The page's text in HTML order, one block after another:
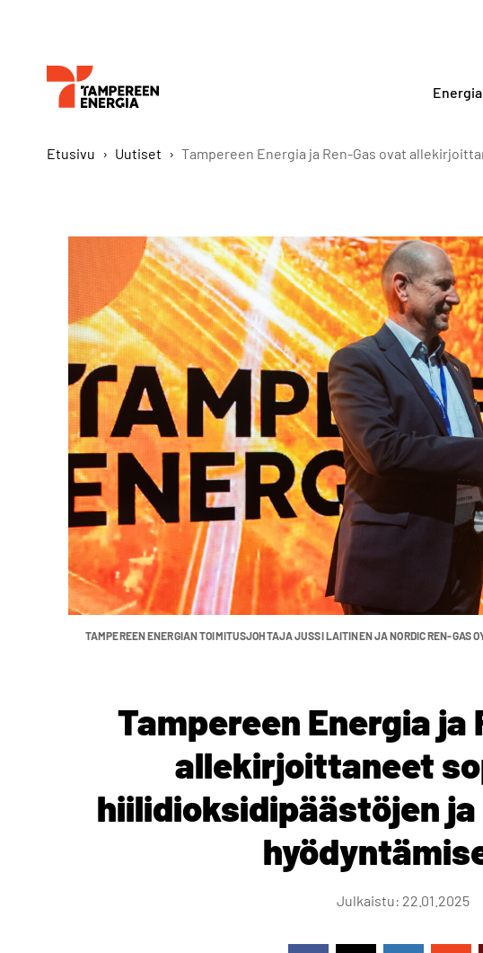
Etusivu › Uutiset › Tampereen Energia ja Ren-Gas ovat
TAMPEREEN ENERGIAN TOIMITUSJOHTAJA JUSSI LAITINEN JA NORDIC REN-GAS
Tampereen Energia ja
allekirjoittaneet
hiilidioksidipäästöjen
Julkaistu: 22.01.2025